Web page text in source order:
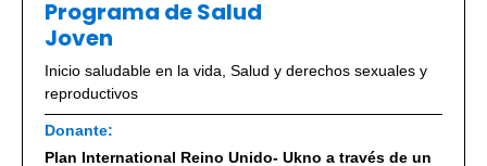
Programa de Salud
Joven
Inicio saludable en la vida Salud y derechos sexuales y
reproductivos
Donante:
Plan International Reino Unido- Ukno a través de un